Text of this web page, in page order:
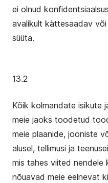
ei olnud
avalikult kättesaadav või
süüta.
13.2
Kõik kolmandate isikute
meie jaoks toodetud
meie plaanide, jooniste
alusel, tellimusi ja
mis tahes viited nendele
nõuavad meie eelnevat